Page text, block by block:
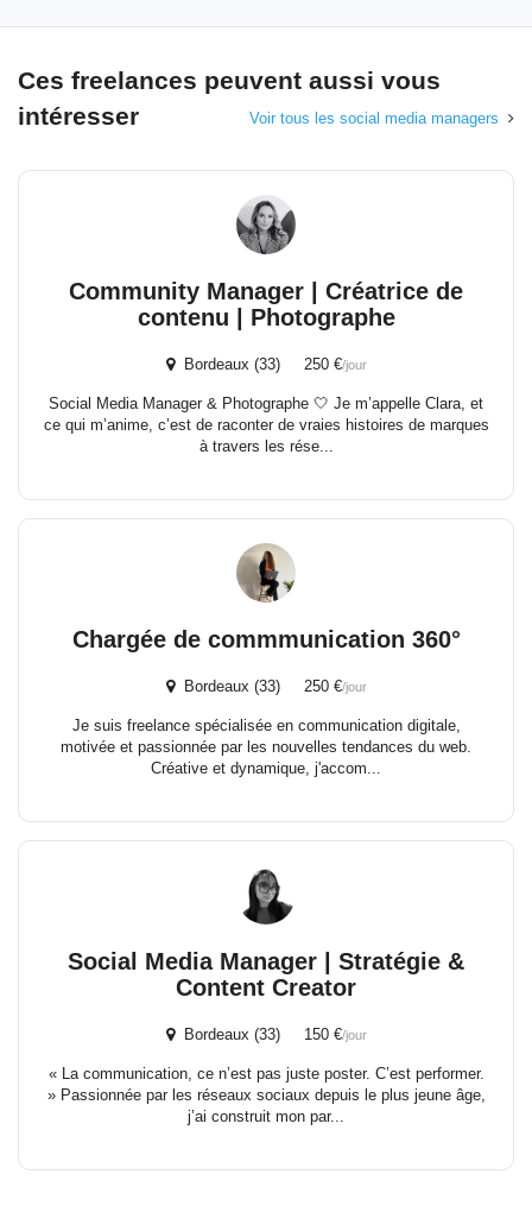
Ces freelances peuvent aussi vous
intéresser
Voir tous les social media managers
Community Manager | Créatrice de
contenu | Photographe
Bordeaux (33) 250 €/jour
Social Media Manager & Photographe 🤍 Je m’appelle Clara, et
ce qui m’anime, c’est de raconter de vraies histoires de marques
à travers les rése...
Chargée de commmunication 360°
Bordeaux (33) 250 €/jour
Je suis freelance spécialisée en communication digitale,
motivée et passionnée par les nouvelles tendances du web.
Créative et dynamique, j'accom...
Social Media Manager | Stratégie &
Content Creator
Bordeaux (33) 150 €/jour
« La communication, ce n’est pas juste poster. C’est performer.
» Passionnée par les réseaux sociaux depuis le plus jeune âge,
j’ai construit mon par...